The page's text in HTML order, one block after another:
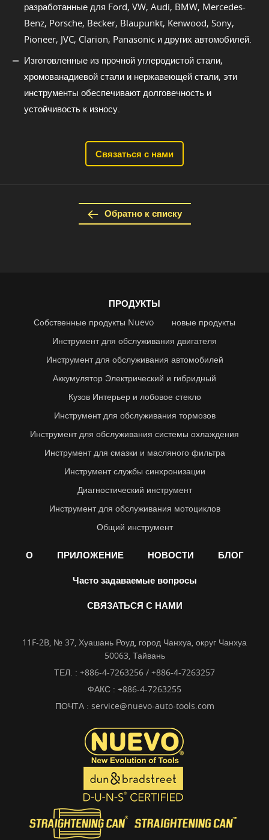
разработанные для Ford, VW, Audi, BMW, Mercedes-
Benz, Porsche, Becker, Blaupunkt, Kenwood, Sony,
Pioneer, JVC, Clarion, Panasonic и других автомобилей.
Изготовленные из прочной углеродистой стали,
хромованадиевой стали и нержавеющей стали, эти
инструменты обеспечивают долговечность и
устойчивость к износу.
Связаться с нами
Обратно к списку
ПРОДУКТЫ
Собственные продукты Nuevo
новые продукты
Инструмент для обслуживания двигателя
Инструмент для обслуживания автомобилей
Аккумулятор Электрический и гибридный
Кузов Интерьер и лобовое стекло
Инструмент для обслуживания тормозов
Инструмент для обслуживания системы охлаждения
Инструмент для смазки и масляного фильтра
Инструмент службы синхронизации
Диагностический инструмент
Инструмент для обслуживания мотоциклов
Общий инструмент
О ПРИЛОЖЕНИЕ НОВОСТИ БЛОГ
Часто задаваемые вопросы
СВЯЗАТЬСЯ С НАМИ
11F-2B, № 37, Хуашань Роуд, город Чанхуа, округ Чанхуа
50063, Тайвань
ТЕЛ. : +886-4-7263256 / +886-4-7263257
ФАКС : +886-4-7263255
ПОЧТА : service@nuevo-auto-tools.com